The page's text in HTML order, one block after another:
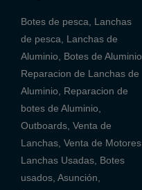
Botes de pesca, Lanchas
de pesca, Lanchas de
Aluminio, Botes de Aluminio,
Reparacion de Lanchas de
Aluminio, Reparacion de
botes de Aluminio,
Outboards, Venta de
Lanchas, Venta de Motores.
Lanchas Usadas, Botes
usados, Asunción,